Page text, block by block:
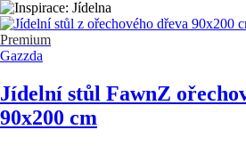
Premium
Gazzda
Jídelní stůl FawnZ
90x200 cm